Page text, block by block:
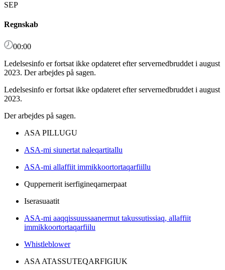
SEP
Regnskab
00:00
Ledelsesinfo er fortsat ikke opdateret efter servernedbruddet i august
2023. Der arbejdes på sagen.
Ledelsesinfo er fortsat ikke opdateret efter servernedbruddet i august
2023.
Der arbejdes på sagen.
ASA PILLUGU
ASA-mi siunertat naleqartitallu
ASA-mi allaffiit immikkoortortaqarfiillu
Quppernerit iserfigineqarnerpaat
Iserasuaatit
ASA-mi aaqqissuussaanermut takussutissiaq, allaffiit
immikkoortortaqarfiilu
Whistleblower
ASA ATASSUTEQARFIGIUK